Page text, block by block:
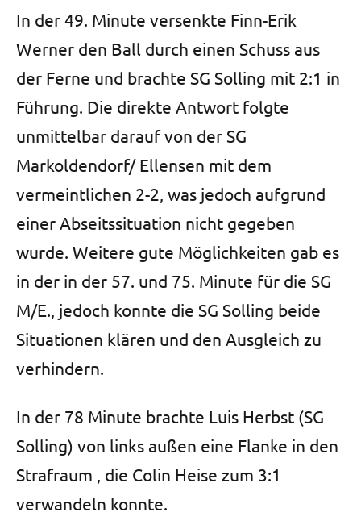
In der 49. Minute versenkte Finn-Erik
Werner den Ball durch einen Schuss aus
der Ferne und brachte SG Solling mit 2:1 in
Führung. Die direkte Antwort folgte
unmittelbar darauf von der SG
Markoldendorf/ Ellensen mit dem
vermeintlichen 2-2, was jedoch aufgrund
einer Abseitssituation nicht gegeben
wurde. Weitere gute Möglichkeiten gab es
in der in der 57. und 75. Minute für die SG
M/E., jedoch konnte die SG Solling beide
Situationen klären und den Ausgleich zu
verhindern.
In der 78 Minute brachte Luis Herbst (SG
Solling) von links außen eine Flanke in den
Strafraum , die Colin Heise zum 3:1
verwandeln konnte.